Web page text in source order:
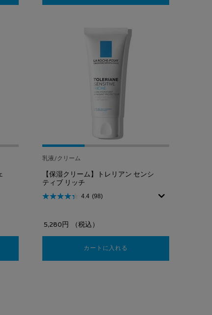
ォーム】シカプラスト ジェルクレンザー B5
乳液/クリーム
【保湿クリーム】トレリアン センシ
ティブ リッチ
4.4 (98)
5,280円 （税込）
カートに入れる